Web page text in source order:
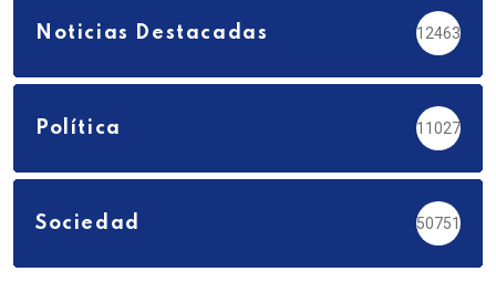
Noticias Destacadas 12463
Política 11027
Sociedad 50751